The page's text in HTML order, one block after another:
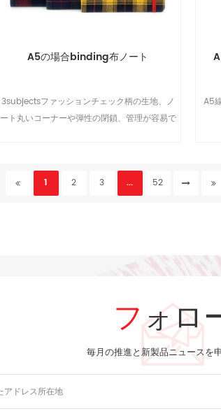
A5の場合binding布ノート
3subjectsファッションチェック柄の生地、ノ
ート丸いコーナーや弾性の閉鎖、管理が容易で
A5
1 2 3 ... 52
フォロ
毎月の推進と新製品ニュースを